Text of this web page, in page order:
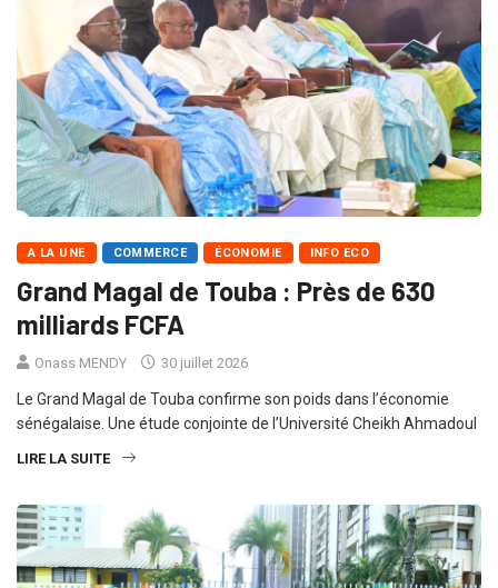
A LA UNE COMMERCE ÉCONOMIE INFO ECO
Grand Magal de Touba : Près de 630
milliards FCFA
Onass MENDY 30 juillet 2026
Le Grand Magal de Touba confirme son poids dans l’économie
sénégalaise. Une étude conjointe de l’Université Cheikh Ahmadoul
LIRE LA SUITE